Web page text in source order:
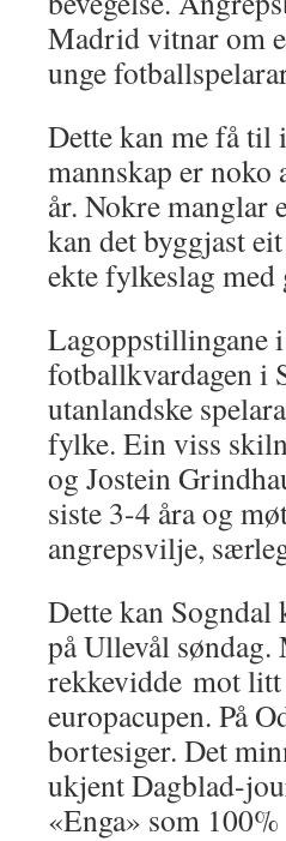
Madrid vitnar om
unge
Dette kan me få til
mannskap er noko
år. Nokre manglar
kan det byggjast
ekte fylkeslag
Lagoppstillingane
fotballkvardagen i
utanlandske
fylke. Ein viss
og Jostein
siste 3-4 åra og
angrepsvilje,
Dette kan
på Ullevål
rekkevidde mot
europacupen. På
bortesiger. Det
ukjent Dagblad-
«Enga» som